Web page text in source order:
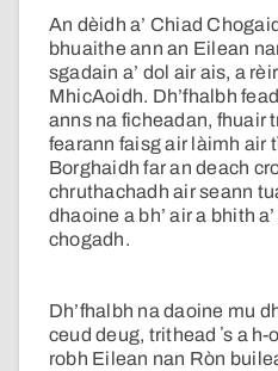
An dèidh a’ Chiad
bhuaithe ann an Eilean
sgadain a’ dol air ais, a
MhicAoidh. Dh’fhalbh
anns na ficheadan, fhuair
fearann faisg air làimh air
Borghaidh far an deach
chruthachadh air seann
dhaoine a bh’ air a bhith
chogadh.
Dh’fhalbh na daoine mu
ceud deug, trithead ʼs a
robh Eilean nan Ròn